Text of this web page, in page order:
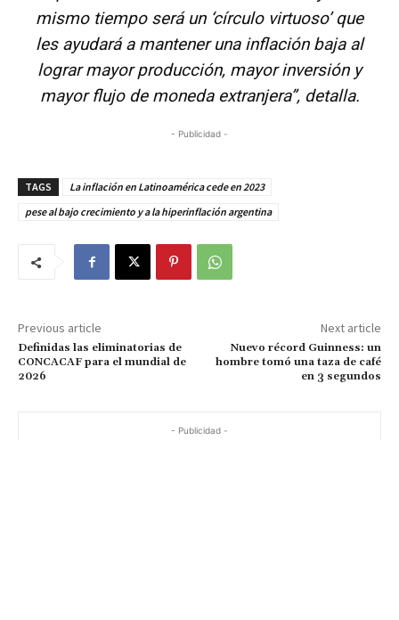
mismo tiempo será un ‘círculo virtuoso’ que
les ayudará a mantener una inflación baja al
lograr mayor producción, mayor inversión y
mayor flujo de moneda extranjera”, detalla.
- Publicidad -
TAGS
La inflación en Latinoamérica cede en 2023
pese al bajo crecimiento y a la hiperinflación argentina
Previous article
Definidas las eliminatorias de
CONCACAF para el mundial de
2026
Next article
Nuevo récord Guinness: un
hombre tomó una taza de café
en 3 segundos
- Publicidad -